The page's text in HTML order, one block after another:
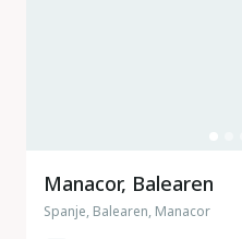
Manacor, Balearen
Spanje, Balearen, Manacor